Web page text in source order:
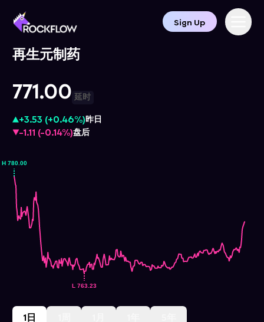
Sign Up
再生元制药
771.00 延时
+3.53 (+0.46%)昨日
-1.11 (-0.14%)盘后
1日